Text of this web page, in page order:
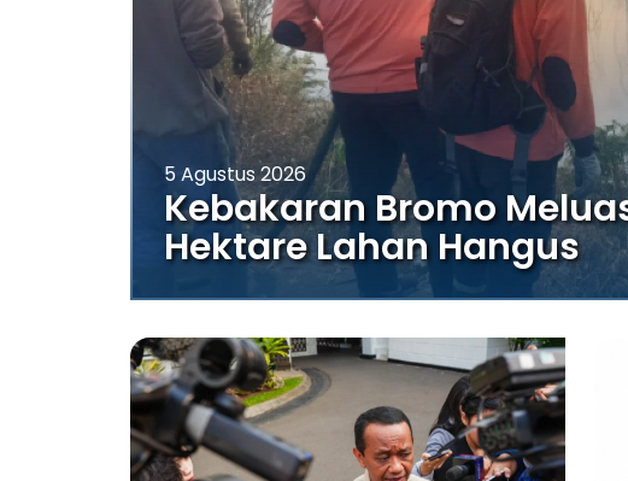
5 Agustus 2026
Kebakaran Bromo
Hektare Lahan Hangus